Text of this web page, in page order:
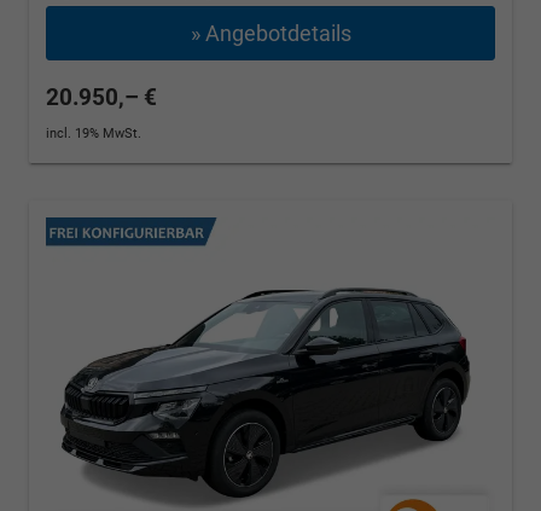
» Angebotdetails
20.950,– €
incl. 19% MwSt.